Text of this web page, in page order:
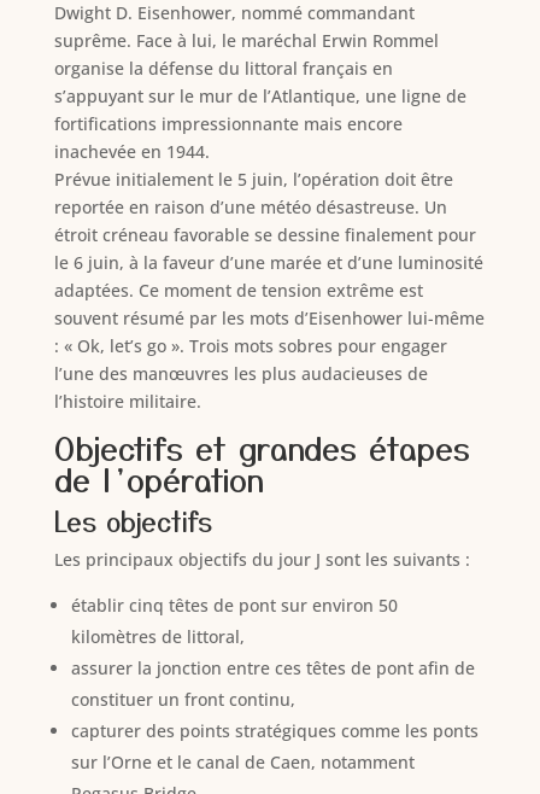
Dwight D. Eisenhower, nommé commandant
suprême. Face à lui, le maréchal Erwin Rommel
organise la défense du littoral français en
s’appuyant sur le mur de l’Atlantique, une ligne de
fortifications impressionnante mais encore
inachevée en 1944.
Prévue initialement le 5 juin, l’opération doit être
reportée en raison d’une météo désastreuse. Un
étroit créneau favorable se dessine finalement pour
le 6 juin, à la faveur d’une marée et d’une luminosité
adaptées. Ce moment de tension extrême est
souvent résumé par les mots d’Eisenhower lui-même
: « Ok, let’s go ». Trois mots sobres pour engager
l’une des manœuvres les plus audacieuses de
l’histoire militaire.
Objectifs et grandes étapes
de l’opération
Les objectifs
Les principaux objectifs du jour J sont les suivants :
établir cinq têtes de pont sur environ 50
kilomètres de littoral,
assurer la jonction entre ces têtes de pont afin de
constituer un front continu,
capturer des points stratégiques comme les ponts
sur l’Orne et le canal de Caen, notamment